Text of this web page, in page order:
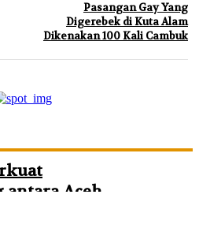
Pasangan Gay Yang
Digerebek di Kuta Alam
Dikenakan 100 Kali Cambuk
antara Aceh